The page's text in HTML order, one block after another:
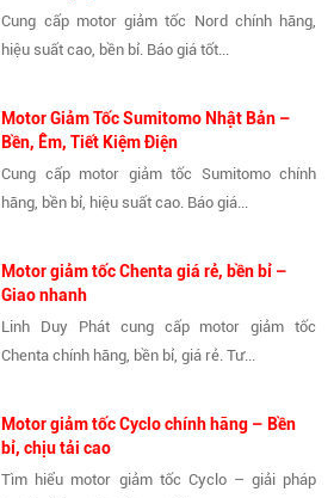
Cung cấp motor giảm tốc Nord chính hãng,
hiệu suất cao, bền bỉ. Báo giá tốt...
Motor Giảm Tốc Sumitomo Nhật Bản –
Bền, Êm, Tiết Kiệm Điện
Cung cấp motor giảm tốc Sumitomo chính
hãng, bền bỉ, hiệu suất cao. Báo giá...
Motor giảm tốc Chenta giá rẻ, bền bỉ –
Giao nhanh
Linh Duy Phát cung cấp motor giảm tốc
Chenta chính hãng, bền bỉ, giá rẻ. Tư...
Motor giảm tốc Cyclo chính hãng – Bền
bỉ, chịu tải cao
Tìm hiểu motor giảm tốc Cyclo – giải pháp